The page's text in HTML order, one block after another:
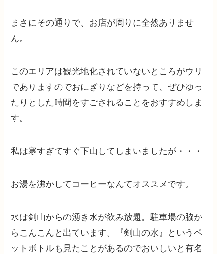
まさにその通りで、お店が周りに全然ありませ
ん。
このエリアは観光地化されていないところがウリ
でありますのでおにぎりなどを持って、ぜひゆっ
たりとした時間をすごされることをおすすめしま
す。
私は寒すぎてすぐ下山してしまいましたが・・・
お湯を沸かしてコーヒーなんてオススメです。
水は剣山からの湧き水が飲み放題。駐車場の脇か
らこんこんと出ています。『剣山の水』というペ
ットボトルも見たことがあるのでおいしいと有名